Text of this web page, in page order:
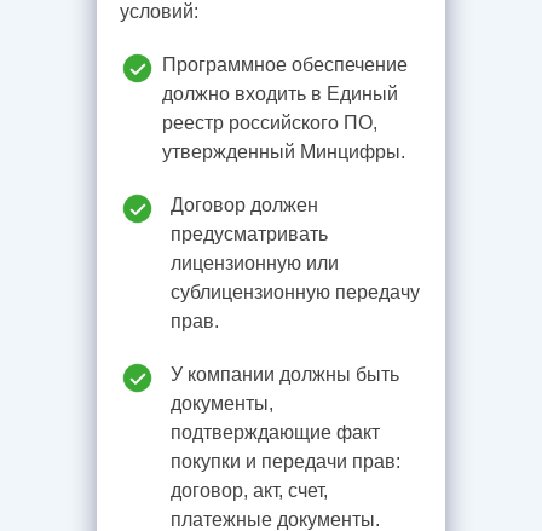
условий:
Программное обеспечение
должно входить в Единый
реестр российского ПО,
утвержденный Минцифры.
Договор должен
предусматривать
лицензионную или
сублицензионную передачу
прав.
У компании должны быть
документы,
подтверждающие факт
покупки и передачи прав:
договор, акт, счет,
платежные документы.